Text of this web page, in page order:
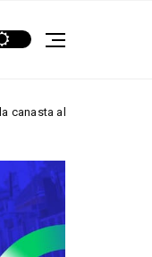
familias de San